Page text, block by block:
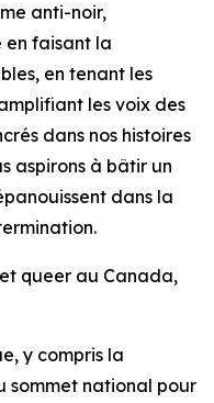
anti-noir,
en faisant la
en tenant les
les voix des
dans nos histoires
aspirons à bâtir un
dans la
et queer au Canada,
y compris la
sommet national pour